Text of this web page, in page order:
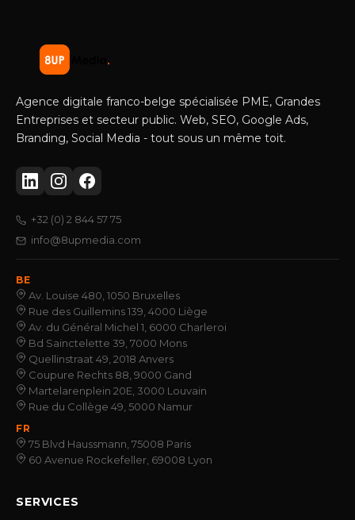
Agence digitale franco-belge spécialisée PME, Grandes
Entreprises et secteur public. Web, SEO, Google Ads,
Branding, Social Media - tout sous un même toit.
+32 (0) 2 844 57 75
info@8upmedia.com
BE
Av. Louise 480, 1050 Bruxelles
Rue des Guillemins 139, 4000 Liège
Av. du Général Michel 1, 6000 Charleroi
Bd Sainctelette 39, 7000 Mons
Quellinstraat 49, 2018 Anvers
Coupure Rechts 88, 9000 Gand
Martelarenplein 20E, 3000 Louvain
Rue du Collège 49, 5000 Namur
FR
75 Blvd Haussmann, 75008 Paris
60 Avenue Rockefeller, 69008 Lyon
SERVICES